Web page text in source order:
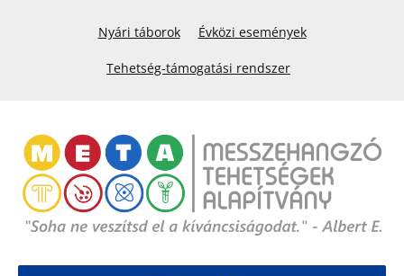
Nyári táborok Évközi események
Tehetség-támogatási rendszer